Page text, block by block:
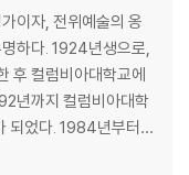
이자, 전위예술의 옹
명하다. 1924년생으로,
후 컬럼비아대학교에
년까지 컬럼비아대학
되었다. 1984년부터 2
며, 『철학저널』 『아